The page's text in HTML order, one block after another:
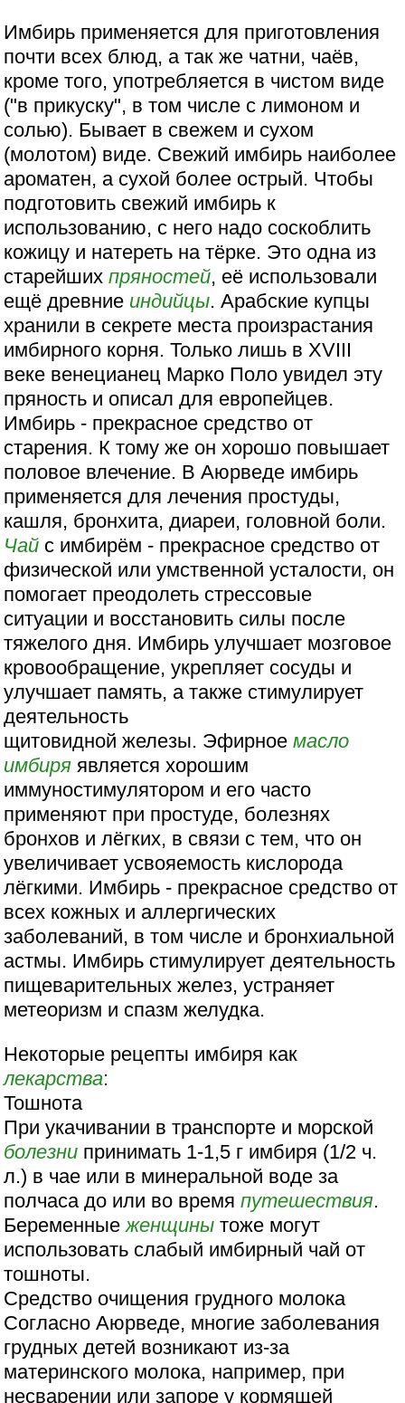
Имбирь применяется для приготовления
почти всех блюд, а так же чатни, чаёв,
кроме того, употребляется в чистом виде
("в прикуску", в том числе c лимоном и
солью). Бывает в свежем и сухом
(молотом) виде. Свежий имбирь наиболее
ароматен, а сухой более острый. Чтобы
подготовить свежий имбирь к
использованию, с него надо соскоблить
кожицу и натереть на тёрке. Это одна из
старейшихпряностей, её использовали
ещё древние индийцы. Арабские купцы
хранили в секрете места произрастания
имбирного корня. Только лишь в XVIII
веке венецианец Марко Поло увидел эту
пряность и описал для европейцев.
Имбирь - прекрасное средство от
старения. К тому же он хорошо повышает
половое влечение. В Аюрведе имбирь
применяется для лечения простуды,
кашля, бронхита, диареи, головной боли.
Чай с имбирём - прекрасное средство от
физической или умственной усталости, он
помогает преодолеть стрессовые
ситуации и восстановить силы после
тяжелого дня. Имбирь улучшает мозговое
кровообращение, укрепляет сосуды и
улучшает память, а также стимулирует
деятельность
щитовидной железы. Эфирноемасло
имбиря является хорошим
иммуностимулятором и его часто
применяют при простуде, болезнях
бронхов и лёгких, в связи с тем, что он
увеличивает усвояемость кислорода
лёгкими. Имбирь - прекрасное средство от
всех кожных и аллергических
заболеваний, в том числе и бронхиальной
астмы. Имбирь стимулирует деятельность
пищеварительных желез, устраняет
метеоризм и спазм желудка.
Некоторые рецепты имбиря как
лекарства:
Тошнота
При укачивании в транспорте и морской
болезни принимать 1-1,5 г имбиря (1/2 ч.
л.) в чае или в минеральной воде за
полчаса до или во времяпутешествия.
Беременныеженщины тоже могут
использовать слабый имбирный чай от
тошноты.
Средство очищения грудного молока
Согласно Аюрведе, многие заболевания
грудных детей возникают из-за
материнского молока, например, при
несварении или запоре у кормящей